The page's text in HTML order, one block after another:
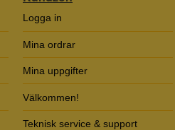
Logga in
Mina ordrar
Mina uppgifter
Välkommen!
Teknisk service & support